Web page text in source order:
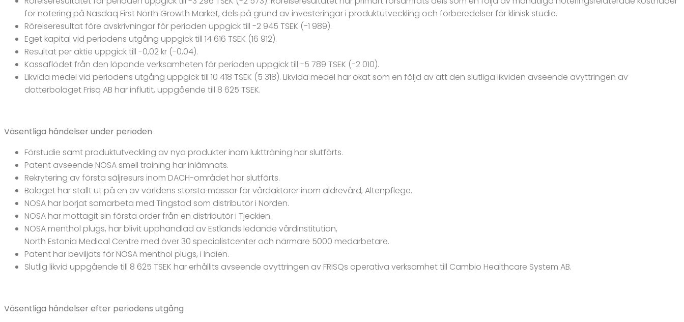
för notering på Nasdaq First North Growth Market, dels på grund av investeringar i produktutveckling och förberedelser för klinisk studie.
Rörelseresultat före avskrivningar för perioden uppgick till -2 945 TSEK (-1 989).
Eget kapital vid periodens utgång uppgick till 14 616 TSEK (16 912).
Resultat per aktie uppgick till -0,02 kr (-0,04).
Kassaflödet från den löpande verksamheten för perioden uppgick till -5 789 TSEK (-2 010).
Likvida medel vid periodens utgång uppgick till 10 418 TSEK (5 318). Likvida medel har ökat som en följd av att den slutliga likviden avseende avyttringen av
dotterbolaget Frisq AB har influtit, uppgående till 8 625 TSEK.
Väsentliga händelser under perioden
Förstudie samt produktutveckling av nya produkter inom luktträning har slutförts.
Patent avseende NOSA smell training har inlämnats.
Rekrytering av första säljresurs inom DACH-området har slutförts.
Bolaget har ställt ut på en av världens största mässor för vårdaktörer inom äldrevård, Altenpflege.
NOSA har börjat samarbeta med Tingstad som distributör i Norden.
NOSA har mottagit sin första order från en distributör i Tjeckien.
NOSA menthol plugs, har blivit upphandlad av Estlands ledande vårdinstitution,
North Estonia Medical Centre med över 30 specialistcenter och närmare 5000 medarbetare.
Patent har beviljats för NOSA menthol plugs, i Indien.
Slutlig likvid uppgående till 8 625 TSEK har erhållits avseende avyttringen av FRISQs operativa verksamhet till Cambio Healthcare System AB.
Väsentliga händelser efter periodens utgång